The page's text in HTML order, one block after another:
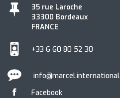
35 rue Laroche
33300 Bordeaux
FRANCE
+33 6 60 80 52 30
info@marcel.international
Facebook